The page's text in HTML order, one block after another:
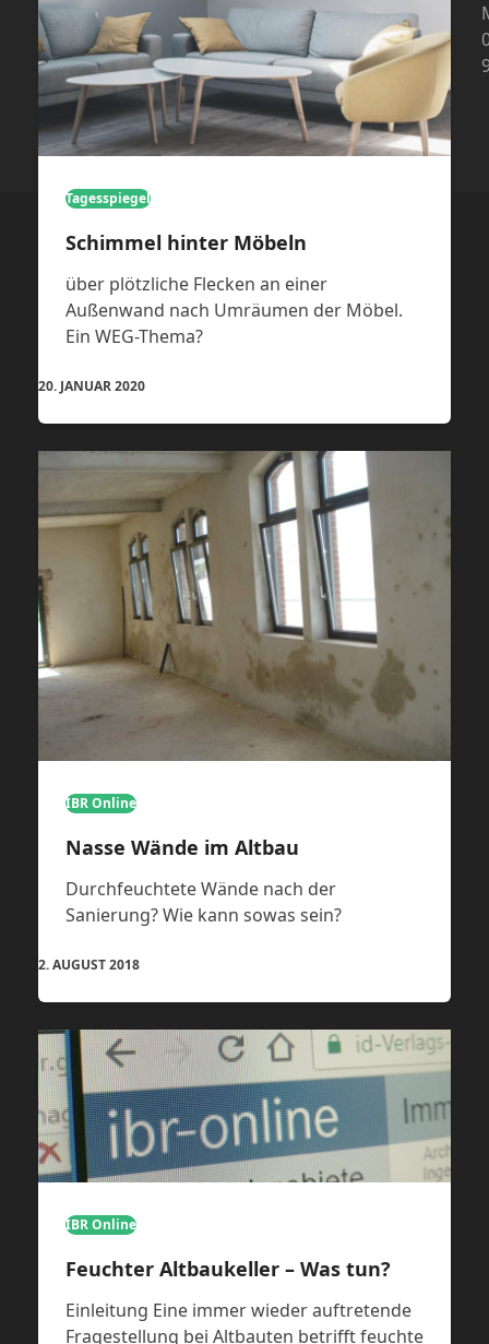
Tagesspiegel
Schimmel hinter Möbeln
über plötzliche Flecken an einer
Außenwand nach Umräumen der Möbel.
Ein WEG-Thema?
20. JANUAR 2020
IBR Online
Nasse Wände im Altbau
Durchfeuchtete Wände nach der
Sanierung? Wie kann sowas sein?
2. AUGUST 2018
IBR Online
Feuchter Altbaukeller – Was tun?
Einleitung Eine immer wieder auftretende
Fragestellung bei Altbauten betrifft feuchte